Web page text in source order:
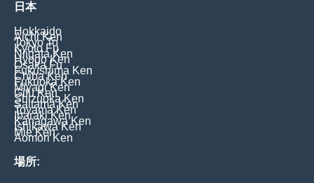
日本
Hokkaido
Aichi Ken
Tokyo To
Kyoto Fu
Niigata Ken
Hyogo Ken
Osaka Fu
Fukushima Ken
Chiba Ken
Fukuoka Ken
Miyagi Ken
Gifu Ken
Shizuoka Ken
Saitama Ken
Toyama Ken
Ibaraki Ken
Kanagawa Ken
Ishikawa Ken
Mie Ken
Aomori Ken
場所: